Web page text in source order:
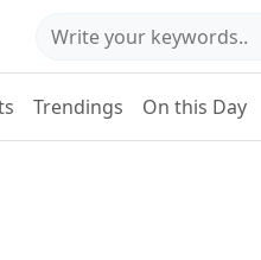
Trendings On this Day